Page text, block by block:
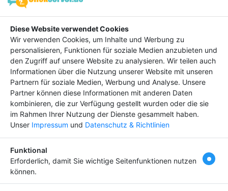
Suchbox 3 (ca. 1,2 KBytes inkl. Grafiken)
...und das Ergebnis (bitte testen) :
Diese Website verwendet Cookies
Wir verwenden Cookies, um Inhalte und Werbung zu
personalisieren, Funktionen für soziale Medien anzubieten und
den Zugriff auf unsere Website zu analysieren. Wir teilen auch
Informationen über die Nutzung unserer Website mit unseren
Partnern für soziale Medien, Werbung und Analyse. Unsere
Partner können diese Informationen mit anderen Daten
kombinieren, die zur Verfügung gestellt wurden oder die sie
im Rahmen Ihrer Nutzung der Dienste gesammelt haben.
Unser Impressum und Datenschutz & Richtlinien
Funktional
Erforderlich, damit Sie wichtige Seitenfunktionen nutzen
können.